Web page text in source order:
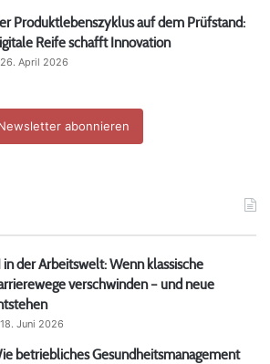
Produktlebenszyklus auf dem Prüfstand:
Reife schafft Innovation
26. April 2026
abonnieren
in der Arbeitswelt: Wenn klassische
verschwinden – und neue
18. Juni 2026
betriebliches Gesundheitsmanagement